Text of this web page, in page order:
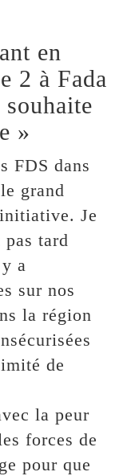
en
2 à Fada
»
FDS dans
grand
Je
pas tard
a
sur nos
la région
de
la peur
forces de
pour que